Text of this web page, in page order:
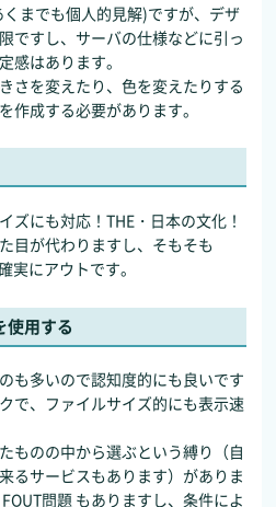
までも個人的見解)ですが、デザ
ですし、サーバの仕様などに引っ
感はあります。
さを変えたり、色を変えたりする
作成する必要があります。
ズにも対応！THE・日本の文化！
目が代わりますし、そもそも
実にアウトです。
使用する
も多いので認知度的にも良いです
で、ファイルサイズ的にも表示速
ものの中から選ぶという縛り（自
るサービスもあります）がありま
FOUT問題 もありますし、条件によ